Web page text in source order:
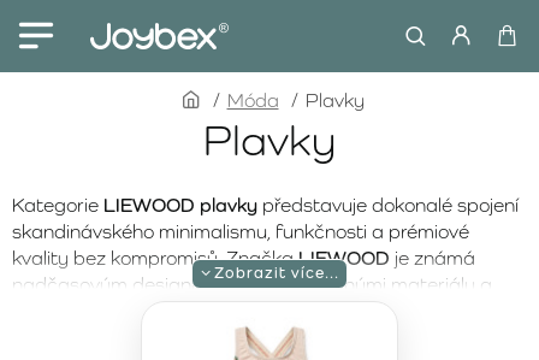
Plavky
homeMóda Plavky
Kategorie LIEWOOD plavky představuje dokonalé spojení
skandinávského minimalismu, funkčnosti a prémiové
kvality bez kompromisů. ZnačkaLIEWOOD je známá
nadčasovým designem, pečlivě vybranými materiály a
precizním zpracováním do posledního detailu. Každý
model je navržen tak, aby poskytoval maximální pohodlí,